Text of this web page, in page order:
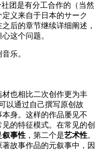
团是有分工合作的（当然
义来自于日本的サーク
后的章节继续详细阐述，
这个问题。
乐。
也相比二次创作更为丰
以通过自己撰写原创故
身。这样的作品屡见不
的特征模式。在常见的创
叙事性 ，第二个是艺术性。
故事作品的元叙事中，因